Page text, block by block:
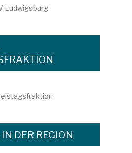
DER REGION